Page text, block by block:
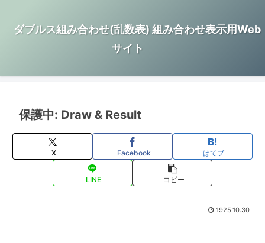
ダブルス組み合わせ(乱数表) 組み合わせ表示用Web
サイト
保護中: Draw & Result
X Facebook はてブ
LINE コピー
1925.10.30